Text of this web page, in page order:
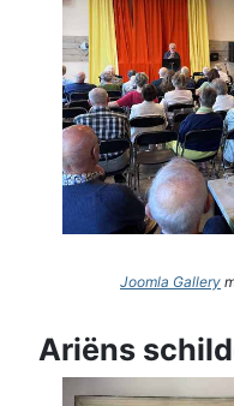
Joomla Gallery
Ariëns